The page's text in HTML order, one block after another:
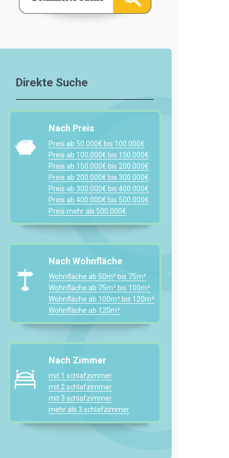
Direkte Suche
Nach Preis
Preis ab 50.000€ bis 100.000€
Preis ab 100.000€ bis 150.000€
Preis ab 150.000€ bis 200.000€
Preis ab 200.000€ bis 300.000€
Preis ab 300.000€ bis 400.000€
Preis ab 400.000€ bis 500.000€
Preis mehr als 500.000€
Nach Wohnfläche
Wohnfläche ab 50m² bis 75m²
Wohnfläche ab 75m² bis 100m²
Wohnfläche ab 100m² bis 120m²
Wohnfläche ab 120m²
Nach Zimmer
mit 1 schlafzimmer
mit 2 schlafzimmer
mit 3 schlafzimmer
mehr als 3 schlafzimmer